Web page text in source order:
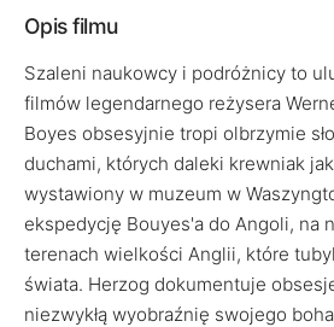
Opis filmu
Szaleni naukowcy i podróżnicy to
filmów legendarnego reżysera
Boyes obsesyjnie tropi olbrzymie
duchami, których daleki krewniak
wystawiony w muzeum w
ekspedycję Bouyes'a do Angoli, na
terenach wielkości Anglii, które
świata. Herzog dokumentuje
niezwykłą wyobraźnię swojego